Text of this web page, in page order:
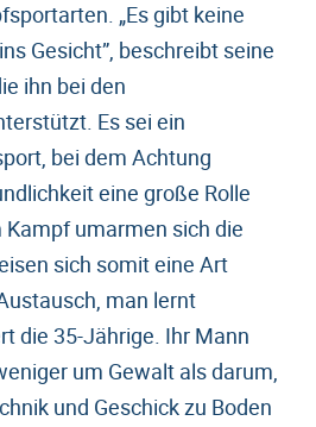
„Es gibt keine
Gesicht”, beschreibt seine
ihn bei den
Es sei ein
bei dem Achtung
eine große Rolle
Kampf umarmen sich die
sich somit eine Art
man lernt
die 35-Jährige. Ihr Mann
um Gewalt als darum,
und Geschick zu Boden